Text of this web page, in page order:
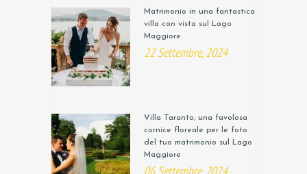
Matrimonio in una fantastica
villa con vista sul Lago
Maggiore
22 Settembre, 2024
Villa Taranto, una favolosa
cornice floreale per le foto
del tuo matrimonio sul Lago
Maggiore